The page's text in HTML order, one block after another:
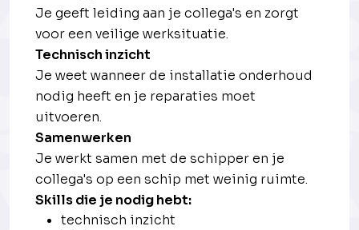
Je geeft leiding aan je collega's en zorgt
voor een veilige werksituatie.
Technisch inzicht
Je weet wanneer de installatie onderhoud
nodig heeft en je reparaties moet
uitvoeren.
Samenwerken
Je werkt samen met de schipper en je
collega's op een schip met weinig ruimte.
Skills die je nodig hebt:
technisch inzicht